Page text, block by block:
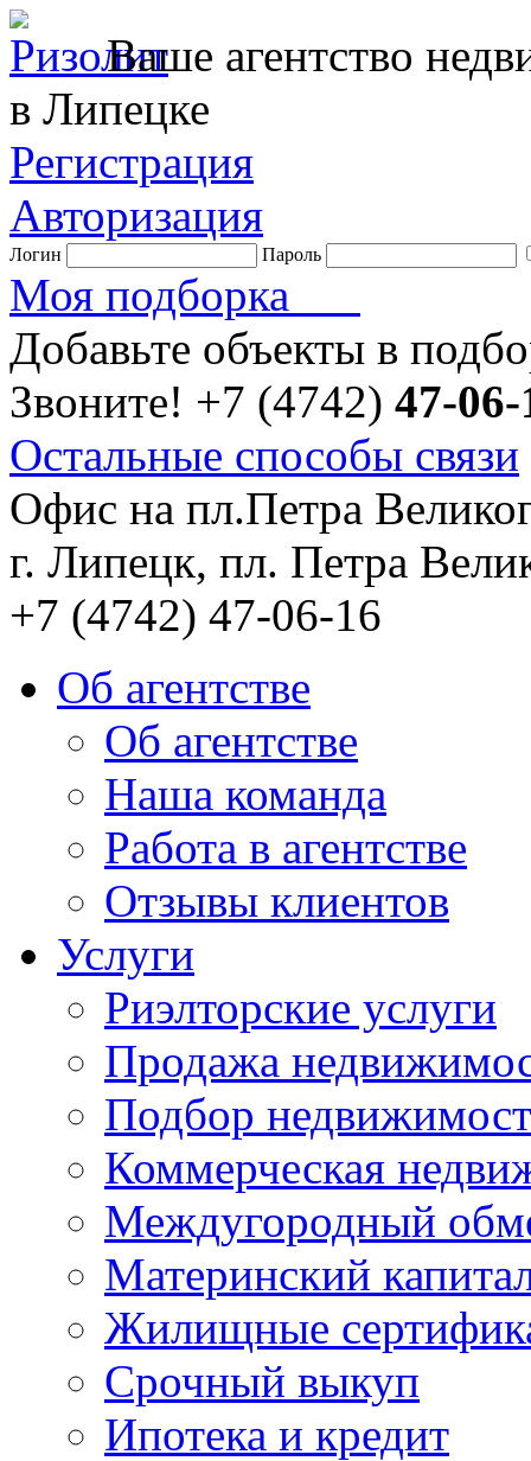
Ваше агентство
в Липецке
Регистрация
Авторизация
Логин Пароль
Моя подборка
Добавьте объекты в
Звоните! +7 (4742) 47-06-
Остальные способы связи
Офис на пл.Петра
г. Липецк, пл. Петра
+7 (4742) 47-06-16
Об агентстве
Об агентстве
Наша команда
Работа в агентстве
Отзывы клиентов
Услуги
Риэлторские услуги
Продажа
Подбор
Коммерческая
Междугородный
Материнский
Жилищные
Срочный выкуп
Ипотека и кредит